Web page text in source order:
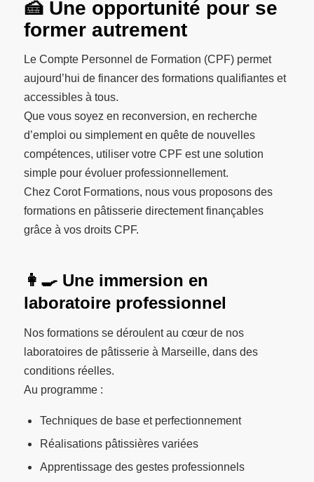
🍰 Une opportunité pour se
former autrement
Le Compte Personnel de Formation (CPF) permet
aujourd’hui de financer des formations qualifiantes et
accessibles à tous.
Que vous soyez en reconversion, en recherche
d’emploi ou simplement en quête de nouvelles
compétences, utiliser votre CPF est une solution
simple pour évoluer professionnellement.
Chez Corot Formations, nous vous proposons des
formations en pâtisserie directement finançables
grâce à vos droits CPF.
👩‍🍳 Une immersion en
laboratoire professionnel
Nos formations se déroulent au cœur de nos
laboratoires de pâtisserie à Marseille, dans des
conditions réelles.
Au programme :
Techniques de base et perfectionnement
Réalisations pâtissières variées
Apprentissage des gestes professionnels